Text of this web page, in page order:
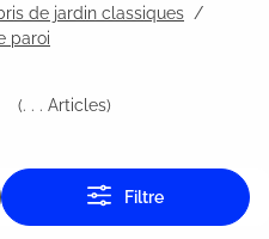
de jardin classiques /
paroi
(. . . Articles)
Filtre